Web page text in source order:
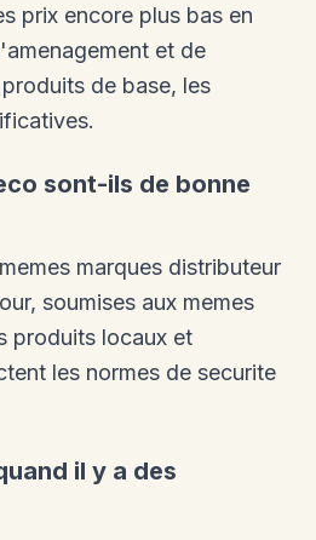
prix encore plus bas en
et de
de base, les
sont-ils de bonne
marques distributeur
soumises aux memes
produits locaux et
les normes de securite
il y a des